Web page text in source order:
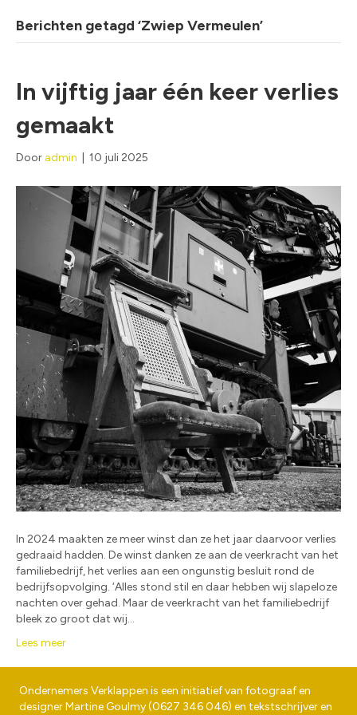
Berichten getagd ‘Zwiep Vermeulen’
In vijftig jaar één keer verlies
gemaakt
Door admin 10 juli 2025
In 2024 maakten ze meer winst dan ze het jaar daarvoor verlies
gedraaid hadden. De winst danken ze aan de veerkracht van het
familiebedrijf, het verlies aan een ongunstig besluit rond de
bedrijfsopvolging. ‘Alles stond stil en daar hebben wij slapeloze
nachten over gehad. Maar de veerkracht van het familiebedrijf
bleek zo groot dat wij…
Lees meer
Ondernemers Verklappen is een initiatief van fotograaf en
designerMartine Goulmy(0627 346 046) en tekstschrijver en